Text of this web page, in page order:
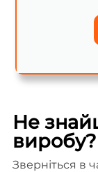
Не
виробу?
Зверніться в